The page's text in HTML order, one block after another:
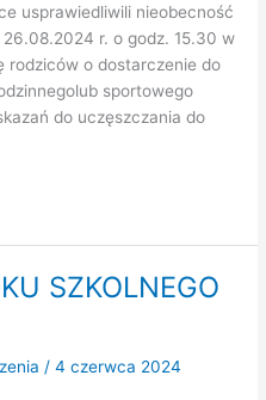
usprawiedliwili nieobecność
r. o godz. 15.30 w
rodziców o dostarczenie do
sportowego
do uczęszczania do
SZKOLNEGO
/4 czerwca 2024